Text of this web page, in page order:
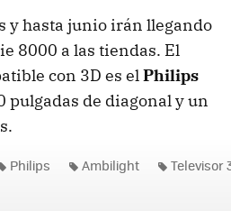
y hasta junio irán llegando
8000 a las tiendas. El
con 3D es elPhilips
pulgadas de diagonal y un
Philips Ambilight Televisor